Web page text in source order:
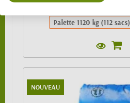
Palette 1120 kg (112 sacs)
NOUVEAU